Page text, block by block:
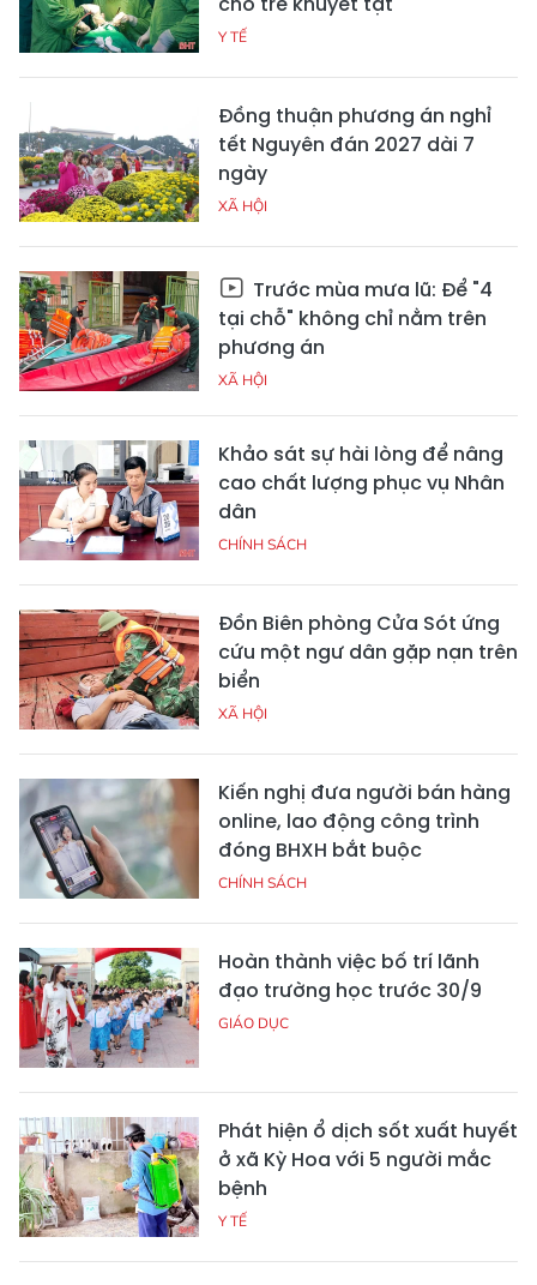
Y TẾ
Đồng thuận phương án nghỉ
tết Nguyên đán 2027 dài 7
ngày
XÃ HỘI
Trước mùa mưa lũ: Để "4
tại chỗ" không chỉ nằm trên
phương án
XÃ HỘI
Khảo sát sự hài lòng để nâng
cao chất lượng phục vụ Nhân
dân
CHÍNH SÁCH
Đồn Biên phòng Cửa Sót ứng
cứu một ngư dân gặp nạn trên
biển
XÃ HỘI
Kiến nghị đưa người bán hàng
online, lao động công trình
đóng BHXH bắt buộc
CHÍNH SÁCH
Hoàn thành việc bố trí lãnh
đạo trường học trước 30/9
GIÁO DỤC
Phát hiện ổ dịch sốt xuất huyết
ở xã Kỳ Hoa với 5 người mắc
bệnh
Y TẾ